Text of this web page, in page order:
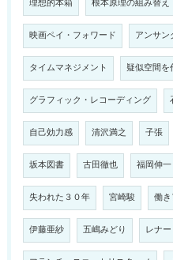
理想的本箱 根本原理の組み替え
映画ペイ・フォワード アンサン
タイムマネジメント 疑似空間を
グラフィック・レコーディング
自己効力感 清沢満之 子張
坂本図書 古田徹也 福岡伸一
失われた３０年 宮崎駿 働
伊藤亜紗 五嶋みどり レナ